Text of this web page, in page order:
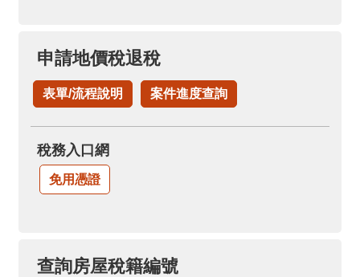
申請地價稅退稅
表單/流程說明 案件進度查詢
稅務入口網
免用憑證
查詢房屋稅籍編號